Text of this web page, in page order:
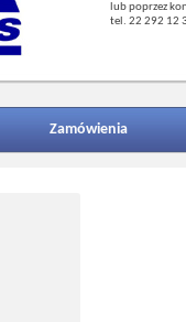
lub poprzez
tel. 22 292 12
Zamówienia